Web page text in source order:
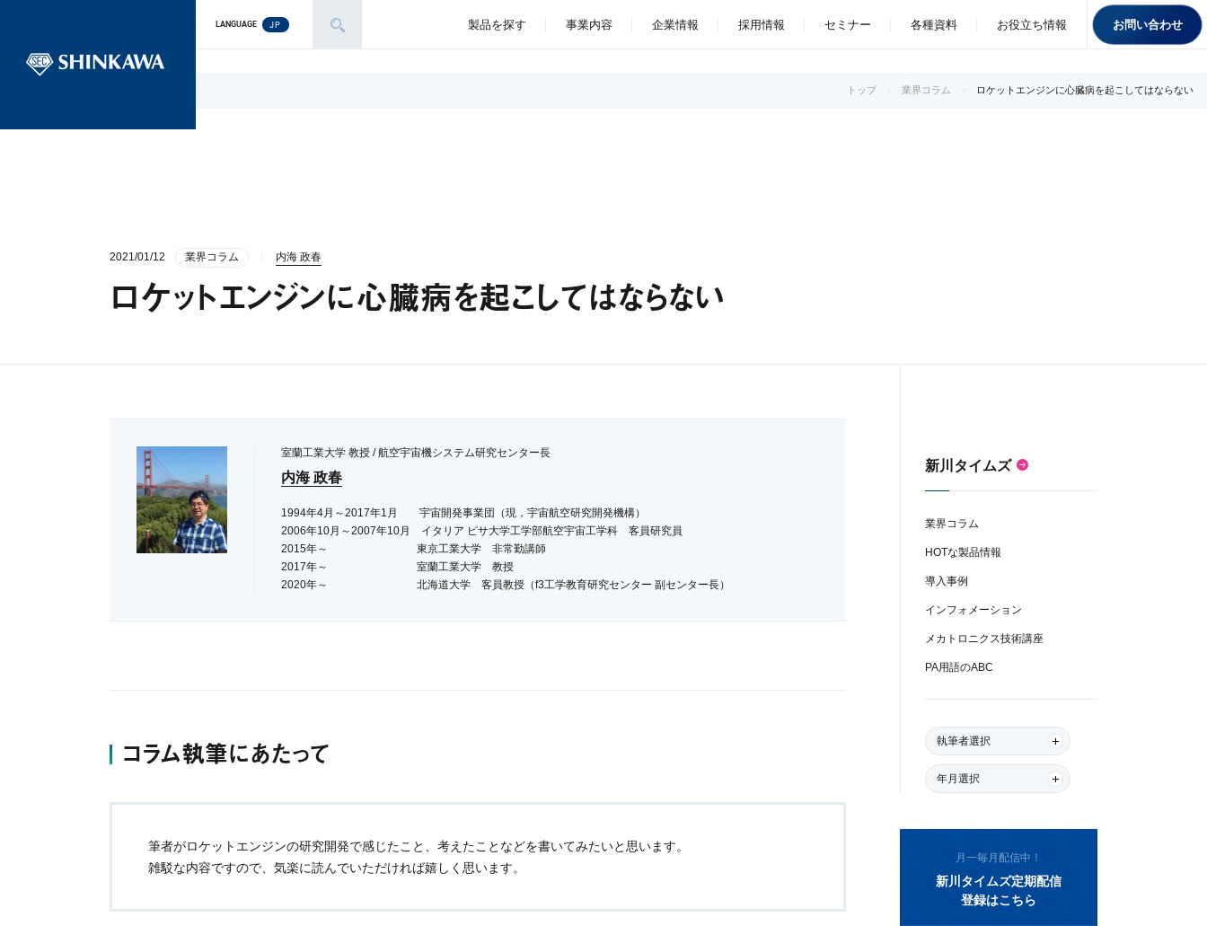
LANGUAGE JP 製品を探す 事業内容 企業情報 採用情報 セミナー 各種資料 お役立ち情報 お問い合わせ
トップ 業界コラム ロケットエンジンに心臓病を起こしてはならない
2021/01/12 業界コラム 内海 政春
ロケットエンジンに心臓病を起こしてはならない
室蘭工業大学 教授 / 航空宇宙機システム研究センター長
内海 政春
1994年4月～2017年1月 宇宙開発事業団（現，宇宙航空研究開発機構）
2006年10月～2007年10月 イタリア ピサ大学工学部航空宇宙工学科 客員研究員
2015年～ 東京工業大学 非常勤講師
2017年～ 室蘭工業大学 教授
2020年～ 北海道大学 客員教授（f3工学教育研究センター 副センター長）
コラム執筆にあたって
筆者がロケットエンジンの研究開発で感じたこと、考えたことなどを書いてみたいと思います。
雑駁な内容ですので、気楽に読んでいただければ嬉しく思います。
新川タイムズ
業界コラム
HOTな製品情報
導入事例
インフォメーション
メカトロニクス技術講座
PA用語のABC
執筆者選択
年月選択
月一毎月配信中！
新川タイムズ定期配信
登録はこちら